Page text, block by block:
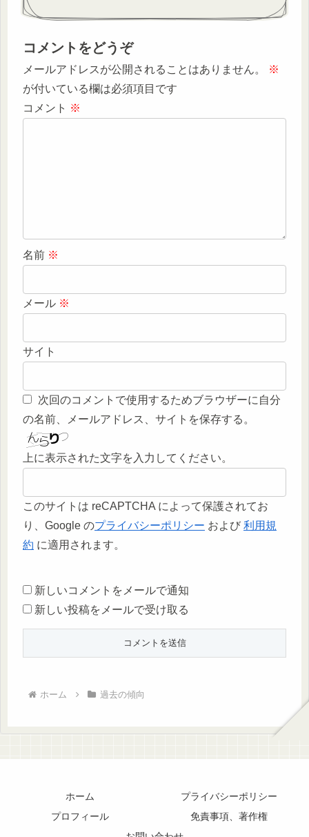
コメントをどうぞ
メールアドレスが公開されることはありません。
※
が付いている欄は必須項目です
コメント ※
名前 ※
メール ※
サイト
次回のコメントで使用するためブラウザーに自分
の名前、メールアドレス、サイトを保存する。
上に表示された文字を入力してください。
このサイトは reCAPTCHA によって保護されてお
り、Google のプライバシーポリシー および 利用規
約 に適用されます。
新しいコメントをメールで通知
新しい投稿をメールで受け取る
ホーム 過去の傾向
ホーム
プライバシーポリシー
プロフィール
免責事項、著作権